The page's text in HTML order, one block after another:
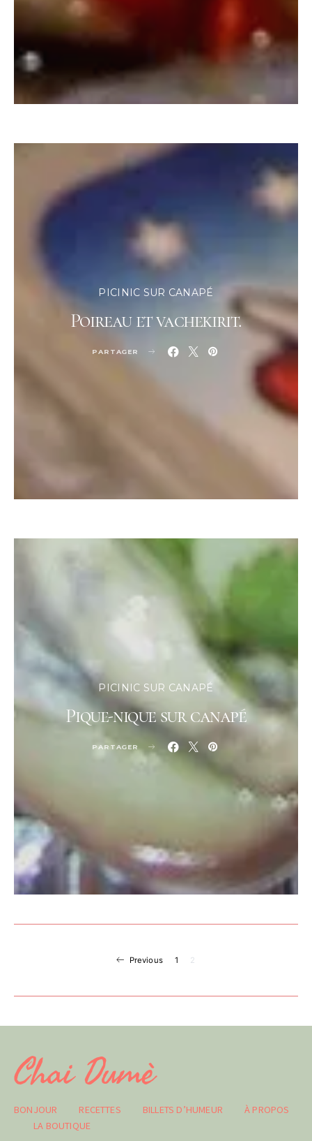
PICINIC SUR CANAPÉ
Poireau et vachekirit.
PARTAGER
PICINIC SUR CANAPÉ
Pique-nique sur canapé
PARTAGER
Navigation
Previous 1 2
Chai Dumè
BONJOUR RECETTES BILLETS D’HUMEUR
À PROPOS
LA BOUTIQUE